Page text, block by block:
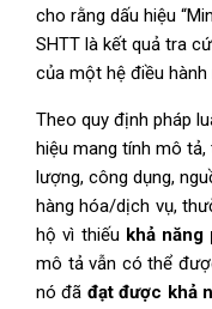
cho rằng dấu hiệu
SHTT là kết quả tra
của một hệ điều
Theo quy định pháp
hiệu mang tính mô
lượng, công dụng,
hàng hóa/dịch vụ,
hộ vì thiếu khả năng
mô tả vẫn có thể
nó đã đạt được khả